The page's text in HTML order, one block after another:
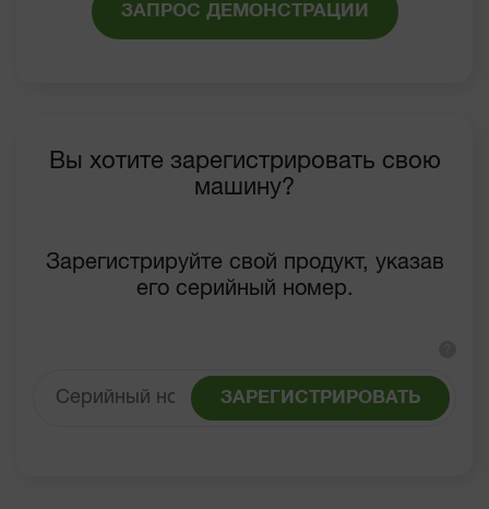
ЗАПРОС ДЕМОНСТРАЦИИ
Вы хотите зарегистрировать свою
машину?
Зарегистрируйте свой продукт, указав
его серийный номер.
ЗАРЕГИСТРИРОВАТЬ